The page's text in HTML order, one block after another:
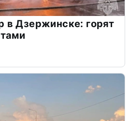
в Дзержинске: горят